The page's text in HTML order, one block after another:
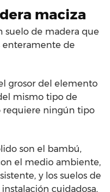
maciza
suelo de madera que
enteramente de
grosor del elemento
mismo tipo de
requiere ningún tipo
son el bambú,
el medio ambiente,
y los suelos de
cuidadosa,